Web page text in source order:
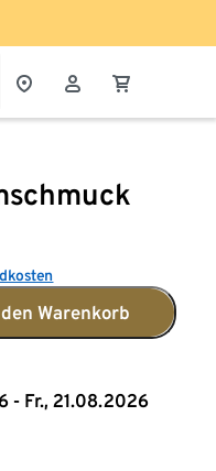
Warenkorb
- Fr., 21.08.2026